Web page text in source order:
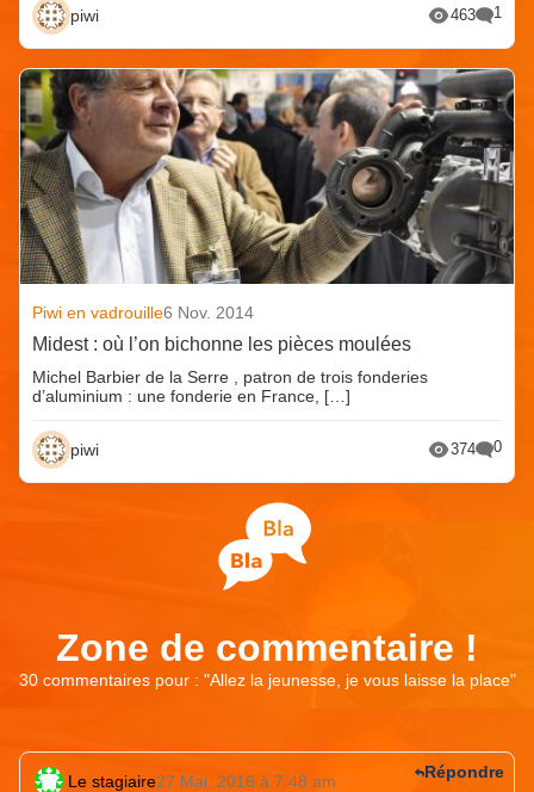
piwi 463 1
Piwi en vadrouille6 Nov. 2014
Midest : où l’on bichonne les pièces moulées
Michel Barbier de la Serre , patron de trois fonderies
d’aluminium : une fonderie en France, […]
piwi 374 0
Zone de commentaire !
30 commentaires pour : "Allez la jeunesse, je vous laisse la place"
Le stagiaire27 Mai. 2016 à 7:48 am Répondre